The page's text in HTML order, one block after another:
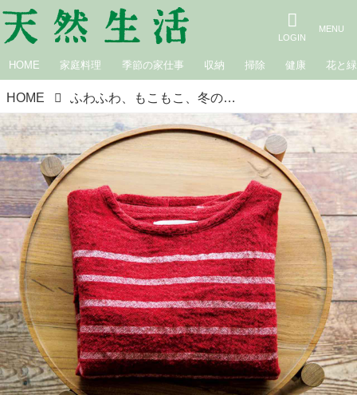
HOME 家庭料理 季節の家仕事 収納 掃除 健康 花と緑
HOME ふわふわ、もこもこ、冬のあたたかいもの／巣巣・岩崎朋子さん「気持ちが上がる色やデザインも大事」